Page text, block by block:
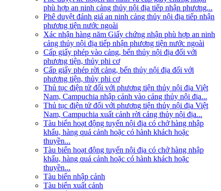
phù hợp an ninh cảng thủy nội địa tiếp nhận phương...
Phê duyệt đánh giá an ninh cảng thủy nội địa tiếp nhận
phương tiện nước ngoài
Xác nhận hàng năm Giấy chứng nhận phù hợp an ninh
cảng thủy nội địa tiếp nhận phương tiện nước ngoài
Cấp giấy phép vào cảng, bến thủy nội địa đối với
phương tiện, thủy phi cơ
Cấp giấy phép rời cảng, bến thủy nội địa đối với
phương tiện, thủy phi cơ
Thủ tục điện tử đối với phương tiện thủy nội địa Việt
Nam, Campuchia nhập cảnh vào cảng thủy nội địa...
Thủ tục điện tử đối với phương tiện thủy nội địa Việt
Nam, Campuchia xuất cảnh rời cảng thủy nội địa...
Tàu biển hoạt động tuyến nội địa có chở hàng nhập
khẩu, hàng quá cảnh hoặc có hành khách hoặc
thuyền...
Tàu biển hoạt động tuyến nội địa có chở hàng nhập
khẩu, hàng quá cảnh hoặc có hành khách hoặc
thuyền...
Tàu biển nhập cảnh
Tàu biển xuất cảnh